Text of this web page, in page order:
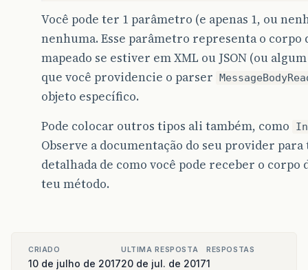
Você pode ter 1 parâmetro (e apenas 1, ou
nenhuma. Esse parâmetro representa o corpo
mapeado se estiver em XML ou JSON (ou
que você providencie o parser
objeto específico.
Pode colocar outros tipos ali também, como
Observe a documentação do seu provider
detalhada de como você pode receber o corpo
teu método.
CRIADO
10 de julho de 2017
ULTIMA RESPOSTA
20 de jul. de 2017
RESPOSTAS
1